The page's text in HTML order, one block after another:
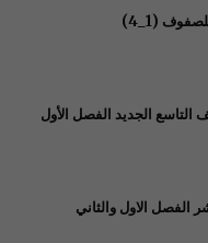
رابط الدخول لمنصة منظرة للصفوف (1_4)
التاسع الجديد الفصل الأول
الاول والثاني